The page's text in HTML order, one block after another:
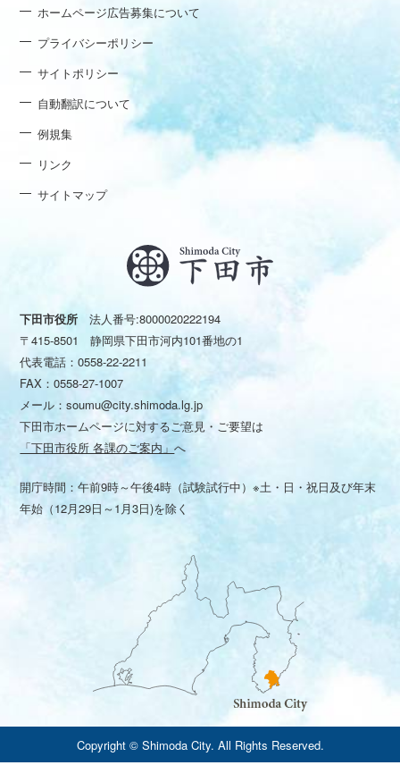
ホームページ広告募集について
プライバシーポリシー
サイトポリシー
自動翻訳について
例規集
リンク
サイトマップ
下田市役所 法人番号:8000020222194
〒415-8501 静岡県下田市河内101番地の1
代表電話：0558-22-2211
FAX：0558-27-1007
メール：soumu@city.shimoda.lg.jp
下田市ホームページに対するご意見・ご要望は
「下田市役所 各課のご案内」へ
開庁時間：午前9時～午後4時（試験試行中）※土・日・祝日及び年末
年始（12月29日～1月3日)を除く
Copyright © Shimoda City. All Rights Reserved.